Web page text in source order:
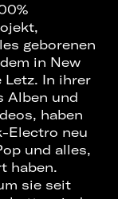
geborenen
in New
Letz. In ihrer
Alben und
haben
Electro neu
und alles,
haben.
sie seit